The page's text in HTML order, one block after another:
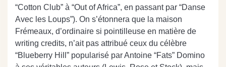
“Cotton Club” à “Out of Africa”, en passant par “Danse
Avec les Loups”). On s’étonnera que la maison
Frémeaux, d’ordinaire si pointilleuse en matière de
writing credits, n’ait pas attribué ceux du célèbre
“Blueberry Hill” popularisé par Antoine “Fats” Domino